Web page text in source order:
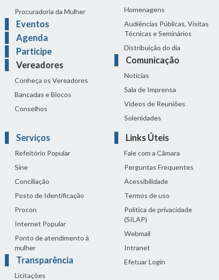
Procuradoria da Mulher
Eventos
Agenda
Participe
Vereadores
Conheça os Vereadores
Bancadas e Blocos
Conselhos
Homenagens
Audiências Públicas, Visitas
Técnicas e Seminários
Distribuição do dia
Comunicação
Notícias
Sala de Imprensa
Vídeos de Reuniões
Solenidades
Serviços
Refeitório Popular
Sine
Conciliação
Posto de Identificação
Procon
Internet Popular
Ponto de atendimento à
mulher
Transparência
Licitações
Links Úteis
Fale com a Câmara
Perguntas Frequentes
Acessibilidade
Termos de uso
Política de privacidade
(SILAP)
Webmail
Intranet
Efetuar Login